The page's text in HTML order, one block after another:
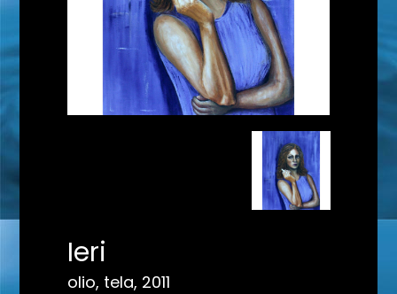
Ieri
olio, tela, 2011